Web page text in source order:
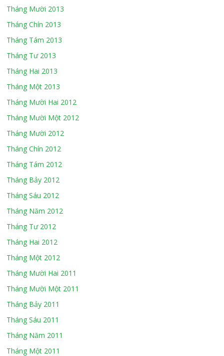
Tháng Mười 2013
Tháng Chín 2013
Tháng Tám 2013
Tháng Tư 2013
Tháng Hai 2013
Tháng Một 2013
Tháng Mười Hai 2012
Tháng Mười Một 2012
Tháng Mười 2012
Tháng Chín 2012
Tháng Tám 2012
Tháng Bảy 2012
Tháng Sáu 2012
Tháng Năm 2012
Tháng Tư 2012
Tháng Hai 2012
Tháng Một 2012
Tháng Mười Hai 2011
Tháng Mười Một 2011
Tháng Bảy 2011
Tháng Sáu 2011
Tháng Năm 2011
Tháng Một 2011